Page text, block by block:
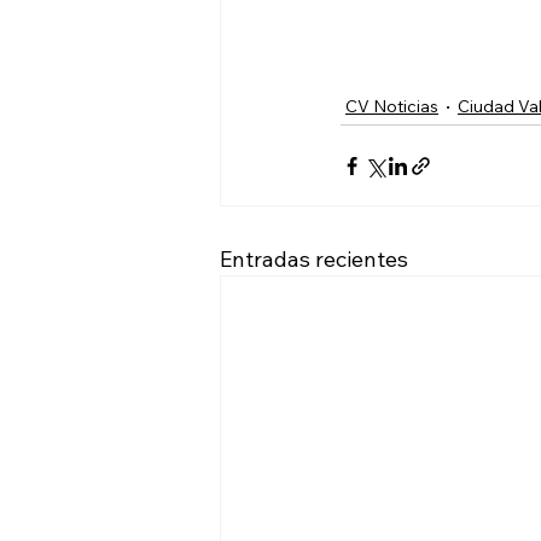
CV Noticias Ciudad
Entradas recientes